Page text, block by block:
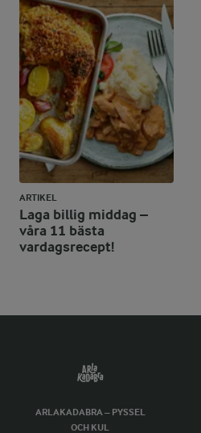
ARTIKEL
Laga billig middag –
våra 11 bästa
vardagsrecept!
ARLAKADABRA – PYSSEL
OCH KUL